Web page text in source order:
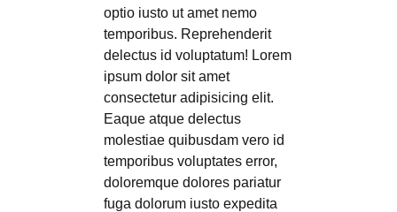
optio iusto ut amet nemo
temporibus. Reprehenderit
delectus id voluptatum! Lorem
ipsum dolor sit amet
consectetur adipisicing elit.
Eaque atque delectus
molestiae quibusdam vero id
temporibus voluptates error,
doloremque dolores pariatur
fuga dolorum iusto expedita